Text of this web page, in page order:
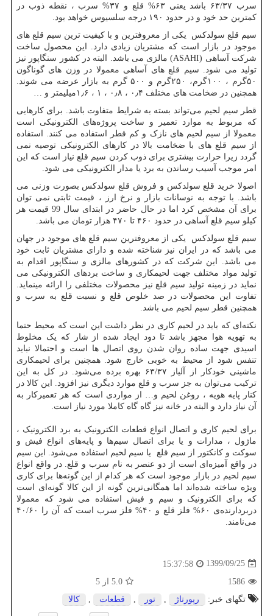
سرب ۶۳/۳۷ باشد یعنی ۶۳% قلع و ۳۷% سرب ، نقطه ذوب در
کمترین حد خود و در حدود ۱۹۰ درجه سلسیوس خواهد بود.
سیم قلع سولدکس یکی از معروفترین و با کیفیت ترین سیم قلع های
موجود در بازار است که مشتریان زیادی دارد. این محصول ساخت
شرکت آساهی (ASAHI) مالزی می باشد. البته در کشور سنگاپور نیز
تولید می شود. سیم قلع های آساهی معمولا در وزن های گوناگون
۵۰گرم ، ۱۰۰گرم، ۲۵۰گرم و ۵۰۰ گرم به بازار عرضه می شوند.
همچنین در ضخامت های مختلف ۰٫۴ ، ۰٫۸ ، ۱ ، ۱٫۶میلیمتر و …
قطر سیم لحیم می‌تواند بسته به شرایط متفاوت باشد. برای کارهایی
که مربوط به موارد تعمیر و ساخت پروژه‌های الکترونیکی است
معمولا از سیم لحیم های نازک و کم قطر استفاده می کنند. استفاده
از سیم قلع های با ضخامت بالا در کارهای الکترونیکی توصیه نمی
گردد زیرا حرارت بیشتری برای ذوب کردن سیم قلع نیاز است که این
امر موجب آسیب رساندن به برد یا مدار الکترونیکی می شود.
اصولا خرید قلع سولدکس و فروش قلع سولدکس بصورت وزنی می
باشد. با توجه به نوسانات بازار و نرخ ارز ، قیمت ثابتی نمی توان
برای آن مشخص کرد اما در حال حاضر در ابتدای سال 99 قیمت هر
کیلو سیم قلع آساهی در حدود ۴۶۰ تا ۴۷۰ هزار تومان می باشد.
سیم قلع سولدکس یکی از معروفترین سیم قلع های موجود در جهان
می باشد که در ایران نیز شناخته شده و دارای مشتریان ثابت خود
می باشد. این شرکت که در کشورهای مالزی و سنگاپور اقدام به
تولید مواد مختلف جهت لحیمکاری و ساخت بردهای الکترونیکی می
نماید در زمینه تولید سیم قلع نیز محصولات مختلفی را ارائه مینماید.
تفاوت این محصولات در صد خلوص قلع و نسبت قلع به سرب و
همچنین قطر سیم لحیم می باشد.
نکته‌ای که باید در لحیم‌ کاری در نظر داشت این است که محیط حتما
به تهویه هوا مجهز باشد تا دود ایجاد شده از شار که یک مخلوط
اسیدی جهت ساده روان شدن روی اتصال ها است و احتمالا نباید
تنفس شود از محیط به خوبی خارج شود. همچنین برای لحیمکاری
ماشینی خودکار از آلیاز ۶۳/۳۷ بهره برده می‌شود. در کل به این
ترکیب می‌توان به جز سرب و قلع موارد دیگری نیز افزود. این کالا در
کنار پایه هویه ، روغن لحیم و… از مواردی است که هر تعمیرکار به
آن نیاز دارد و البته در خانه نیز گاه گاه کاملا مورد نیاز است.
برای لحیم کاری و اتصال انواع قطعات الکترونیک به برد الکترونیک ،
ماژول ، مدارات و یا برای اتصال سیم‌ها و پایه‌های انواع فیش و
سوکت و کانکتور از سیم قلع یا سیم لحیم استفاده می‌شود. این سیم
در واقع آمیزه‌ای است از دو عنصر به نام سرب و قلع. در واقع انواع
سیم لحیم در بازار موجود است که هر کدام از این گونه‌ها برای کاری
ویژه ساخته شده‌اند اما همگانی‌ترین گونه از این کالا گونه‌ای است
که برای الکترونیک و سیم و فیش استفاده می شود که معمولا
دربردارنده‌ی ۶۰% فلز قلع و ۴۰% فلز سرب است که آن را ۴۰/۶۰
می‌نامند.
1399/09/25
15:37:58
1586
5.0 از 5
تگهای خبر:
رپورتاژ , تور , قطعات , كالا